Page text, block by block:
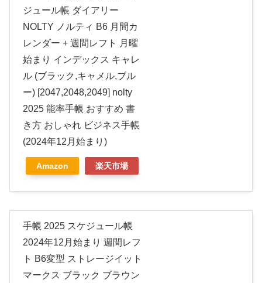
ジュール帳 ダイアリー
NOLTY ノルティ B6 月間カ
レンダー + 週間レフト 月曜
始まり インデックス キャレ
ル (ブラック,キャメル,ブル
ー) [2047,2048,2049] nolty
2025 能率手帳 おすすめ 書
き方 おしゃれ ビジネス手帳
(2024年12月始まり)
Amazon 楽天市場
手帳 2025 スケジュール帳
2024年12月始まり 週間レフ
ト B6変型 ストレージイット
マークス ブラック ブラウン